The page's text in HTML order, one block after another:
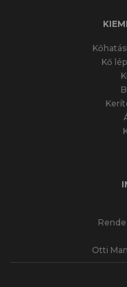
Kő
Otti